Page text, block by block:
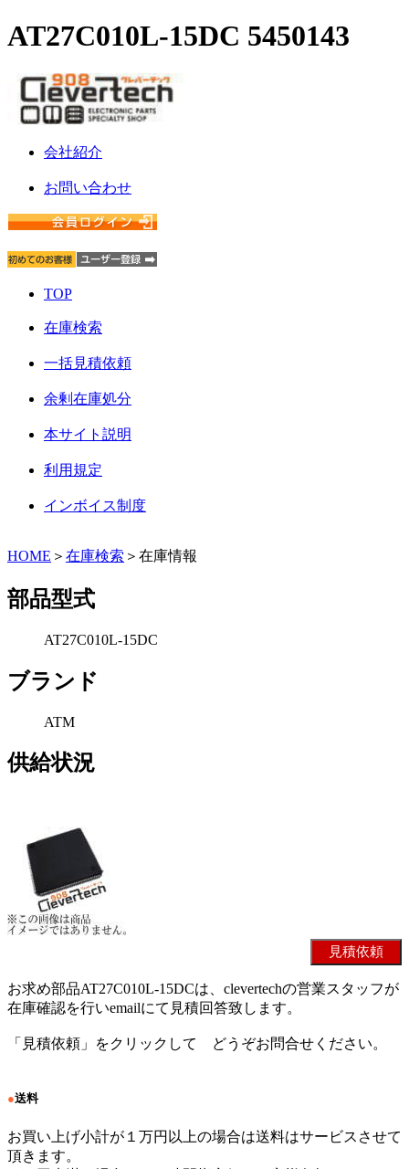
AT27C010L-15DC 5450143
会社紹介
お問い合わせ
TOP
在庫検索
一括見積依頼
余剰在庫処分
本サイト説明
利用規定
インボイス制度
HOME ＞ 在庫検索 ＞在庫情報
部品型式
AT27C010L-15DC
ブランド
ATM
供給状況
お求め部品AT27C010L-15DCは、clevertechの営業スタッフが
在庫確認を行いemailにて見積回答致します。
「見積依頼」をクリックして どうぞお問合せください。
●送料
お買い上げ小計が１万円以上の場合は送料はサービスさせて
頂きます。